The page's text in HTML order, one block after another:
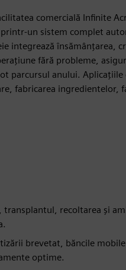
comercială Infinite
un sistem complet
integrează însămânțarea,
fără probleme,
parcursul anului. Aplicațiile
fabricarea ingredientelor,
recoltarea și
brevetat, băncile
optime.